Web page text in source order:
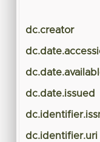
dc.creator
dc.date.issued
dc.identifier.uri